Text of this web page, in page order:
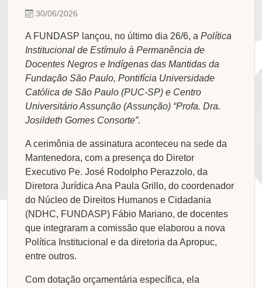
30/06/2026
A FUNDASP lançou, no último dia 26/6, a Política
Institucional de Estímulo à Permanência de
Docentes Negros e Indígenas das Mantidas da
Fundação São Paulo, Pontifícia Universidade
Católica de São Paulo (PUC-SP) e Centro
Universitário Assunção (Assunção) “Profa. Dra.
Josildeth Gomes Consorte”.
A cerimônia de assinatura aconteceu na sede da
Mantenedora, com a presença do Diretor
Executivo Pe. José Rodolpho Perazzolo, da
Diretora Jurídica Ana Paula Grillo, do coordenador
do Núcleo de Direitos Humanos e Cidadania
(NDHC, FUNDASP) Fábio Mariano, de docentes
que integraram a comissão que elaborou a nova
Política Institucional e da diretoria da Apropuc,
entre outros.
Com dotação orçamentária específica, ela